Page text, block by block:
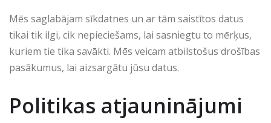
Mēs saglabājam sīkdatnes un ar tām saistītos datus
tikai tik ilgi, cik nepieciešams, lai sasniegtu to mērķus,
kuriem tie tika savākti. Mēs veicam atbilstošus drošības
pasākumus, lai aizsargātu jūsu datus.
Politikas atjauninājumi